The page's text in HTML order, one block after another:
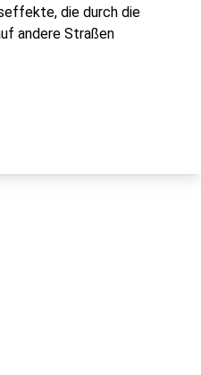
die durch die
andere Straßen